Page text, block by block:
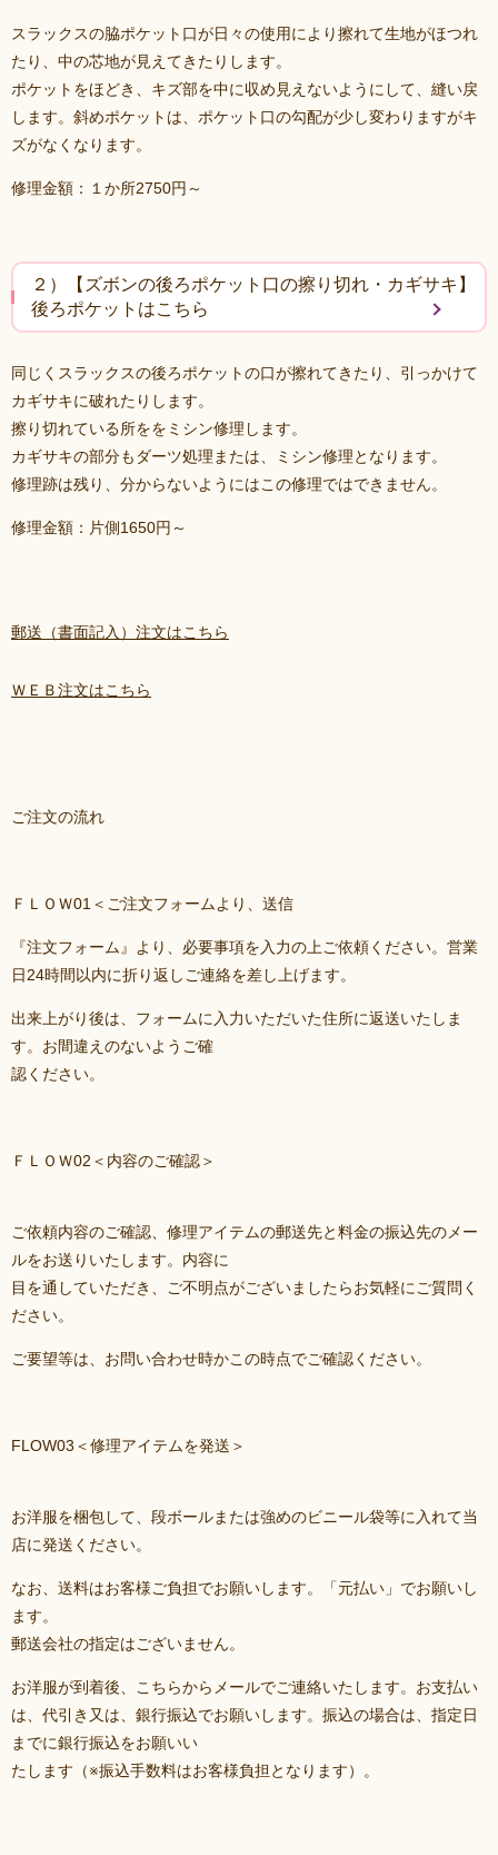
スラックスの脇ポケット口が日々の使用により擦れて生地がほつれ
たり、中の芯地が見えてきたりします。
ポケットをほどき、キズ部を中に収め見えないようにして、縫い戻
します。斜めポケットは、ポケット口の勾配が少し変わりますがキ
ズがなくなります。
修理金額：１か所2750円～
２）【ズボンの後ろポケット口の擦り切れ・カギサキ】
後ろポケットはこちら
同じくスラックスの後ろポケットの口が擦れてきたり、引っかけて
カギサキに破れたりします。
擦り切れている所ををミシン修理します。
カギサキの部分もダーツ処理または、ミシン修理となります。
修理跡は残り、分からないようにはこの修理ではできません。
修理金額：片側1650円～
郵送（書面記入）注文はこちら
ＷＥＢ注文はこちら
ご注文の流れ
ＦＬＯＷ01＜ご注文フォームより、送信
『注文フォーム』より、必要事項を入力の上ご依頼ください。営業
日24時間以内に折り返しご連絡を差し上げます。
出来上がり後は、フォームに入力いただいた住所に返送いたしま
す。お間違えのないようご確
認ください。
ＦＬＯＷ02＜内容のご確認＞
ご依頼内容のご確認、修理アイテムの郵送先と料金の振込先のメー
ルをお送りいたします。内容に
目を通していただき、ご不明点がございましたらお気軽にご質問く
ださい。
ご要望等は、お問い合わせ時かこの時点でご確認ください。
FLOW03＜修理アイテムを発送＞
お洋服を梱包して、段ボールまたは強めのビニール袋等に入れて当
店に発送ください。
なお、送料はお客様ご負担でお願いします。「元払い」でお願いし
ます。
郵送会社の指定はございません。
お洋服が到着後、こちらからメールでご連絡いたします。お支払い
は、代引き又は、銀行振込でお願いします。振込の場合は、指定日
までに銀行振込をお願いい
たします（※振込手数料はお客様負担となります）。